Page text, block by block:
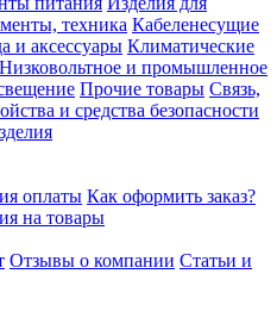
техника Кабеленесущие
и аксессуары Климатические
Низковольтное и промышленное
Прочие товары Связь,
и средства безопасности
оплаты Как оформить заказ?
на товары
Отзывы о компании Статьи и